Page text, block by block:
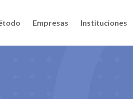
Empresas Instituciones